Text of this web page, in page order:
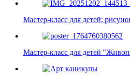
Мастер-класс для детей:
Мастер-класс для детей